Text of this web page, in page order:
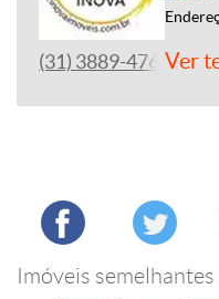
(31) 3889-4765Ver
Imóveis semelhantes